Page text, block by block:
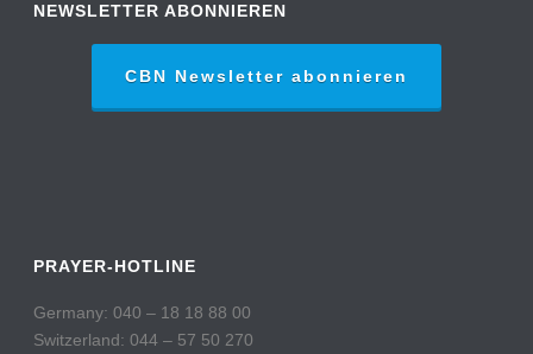
NEWSLETTER ABONNIEREN
CBN Newsletter abonnieren
PRAYER-HOTLINE
Germany: 040 – 18 18 88 00
Switzerland: 044 – 57 50 270